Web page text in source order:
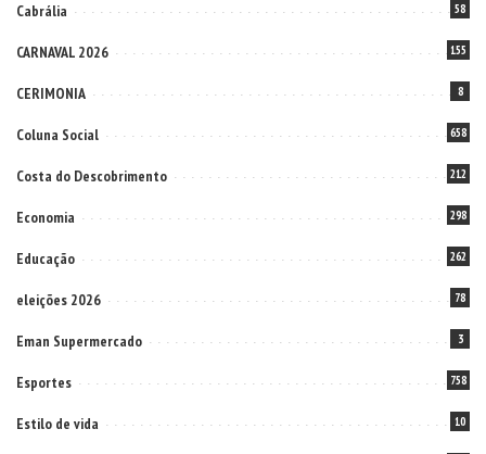
Cabrália 58
CARNAVAL 2026 155
CERIMONIA 8
Coluna Social 658
Costa do Descobrimento 212
Economia 298
Educação 262
eleições 2026 78
Eman Supermercado 3
Esportes 758
Estilo de vida 10